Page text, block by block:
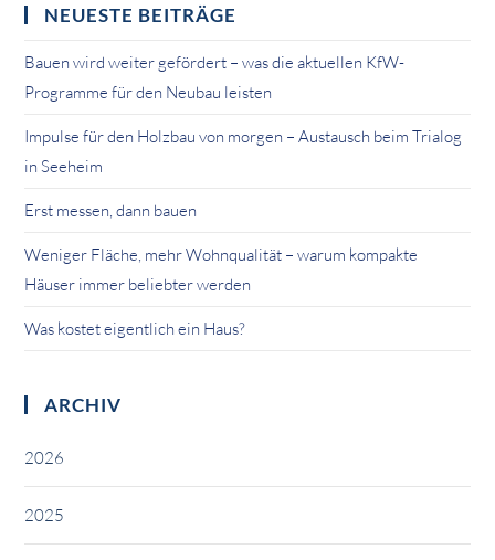
NEUESTE BEITRÄGE
Bauen wird weiter gefördert – was die aktuellen KfW-
Programme für den Neubau leisten
Impulse für den Holzbau von morgen – Austausch beim Trialog
in Seeheim
Erst messen, dann bauen
Weniger Fläche, mehr Wohnqualität – warum kompakte
Häuser immer beliebter werden
Was kostet eigentlich ein Haus?
ARCHIV
2026
2025